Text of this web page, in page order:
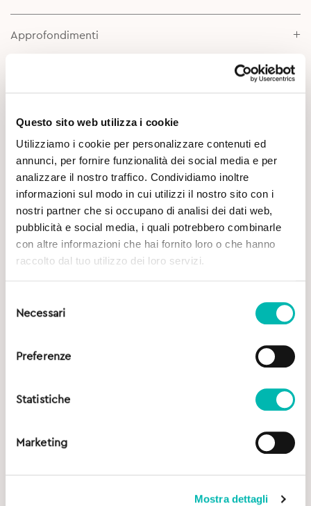
Questo sito web utilizza i cookie
Utilizziamo i cookie per personalizzare contenuti ed
annunci, per fornire funzionalità dei social media e per
analizzare il nostro traffico. Condividiamo inoltre
informazioni sul modo in cui utilizzi il nostro sito con i
nostri partner che si occupano di analisi dei dati web,
pubblicità e social media, i quali potrebbero combinarle
con altre informazioni che hai fornito loro o che hanno
raccolto dal tuo utilizzo dei loro servizi.
delNecessari
Preferenze
Statistiche
Marketing
Mostra dettagli
Approfondimenti
Potrebbe Interessarti